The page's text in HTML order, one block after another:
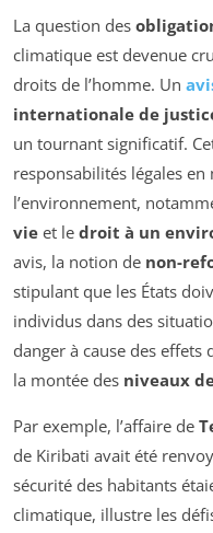
La question des
climatique est devenue
droits de l’homme. Un
internationale de
un tournant significatif.
responsabilités légales
l’environnement,
vie et le droit à un
avis, la notion de non-
stipulant que les États
individus dans des
danger à cause des
la montée des niveaux
Par exemple, l’affaire de
de Kiribati avait été
sécurité des habitants
climatique, illustre les